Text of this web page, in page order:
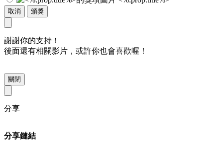
取消 頒獎
謝謝你的支持！
後面還有相關影片，或許你也會喜歡喔！
關閉
分享
分享鏈結